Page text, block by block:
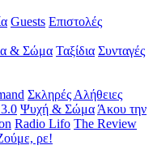
Guests Επιστολές
& Σώμα Ταξίδια Συνταγές
Σκληρές Αλήθειες
Ψυχή & Σώμα Άκου την
Radio Lifo The Review
ρε!